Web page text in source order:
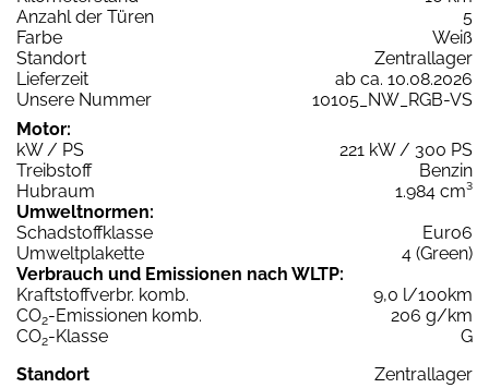
Anzahl der Türen
5
Farbe
Weiß
Standort
Zentrallager
Lieferzeit
ab ca. 10.08.2026
Unsere Nummer
10105_NW_RGB-VS
Motor:
kW / PS
221 kW / 300 PS
Treibstoff
Benzin
Hubraum
1.984 cm³
Umweltnormen:
Schadstoffklasse
Euro6
Umweltplakette
4 (Green)
Verbrauch und Emissionen nach WLTP:
Kraftstoffverbr. komb.
9,0 l/100km
CO2-Emissionen komb.
206 g/km
CO2-Klasse
G
Standort
Zentrallager